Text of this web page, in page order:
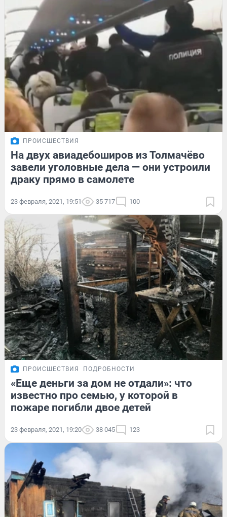
ПРОИСШЕСТВИЯ
На двух авиадебоширов из Толмачёво
завели уголовные дела — они устроили
драку прямо в самолете
23 февраля, 2021, 19:51 35 717 100
ПРОИСШЕСТВИЯ ПОДРОБНОСТИ
«Еще деньги за дом не отдали»: что
известно про семью, у которой в
пожаре погибли двое детей
23 февраля, 2021, 19:20 38 045 123